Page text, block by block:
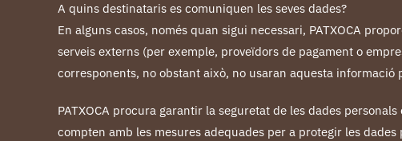
A quins destinataris es comuniquen les seves dades?
En alguns casos, només quan sigui necessari, PATXOCA
serveis externs (per exemple, proveïdors de pagament o
corresponents, no obstant això, no usaran aquesta informació
PATXOCA procura garantir la seguretat de les dades
compten amb les mesures adequades per a protegir les